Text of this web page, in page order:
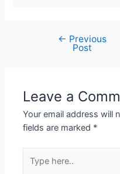
← Previous
Post
Leave a
Your email address will
fields are marked *
here..